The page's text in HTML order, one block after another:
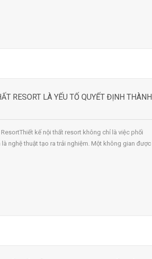
RESORT LÀ YẾU TỐ QUYẾT ĐỊNH THÀNH
ResortThiết kế nội thất resort không chỉ là việc phối
là nghệ thuật tạo ra trải nghiệm. Một không gian được